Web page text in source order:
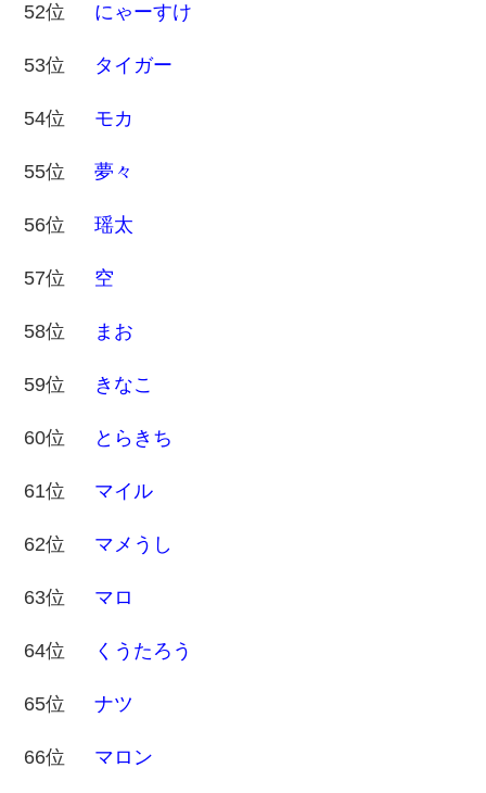
52位 にゃーすけ
53位 タイガー
54位 モカ
55位 夢々
56位 瑶太
57位 空
58位 まお
59位 きなこ
60位 とらきち
61位 マイル
62位 マメうし
63位 マロ
64位 くうたろう
65位 ナツ
66位 マロン